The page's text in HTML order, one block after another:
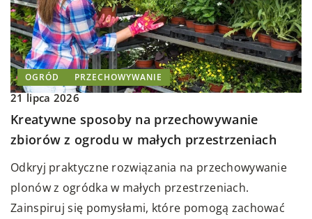
OGRÓD PRZECHOWYWANIE
21 lipca 2026
Kreatywne sposoby na przechowywanie
zbiorów z ogrodu w małych przestrzeniach
Odkryj praktyczne rozwiązania na przechowywanie
plonów z ogródka w małych przestrzeniach.
Zainspiruj się pomysłami, które pomogą zachować